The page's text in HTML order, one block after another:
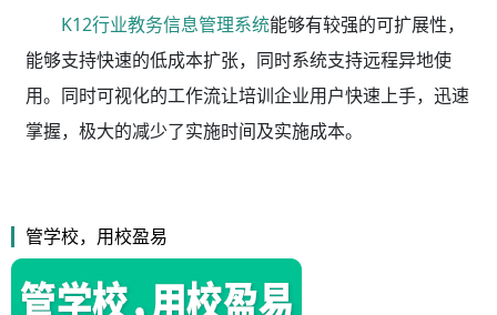
K12行业教务信息管理系统能够有较强的可扩展性，
能够支持快速的低成本扩张，同时系统支持远程异地使
用。同时可视化的工作流让培训企业用户快速上手，迅速
掌握，极大的减少了实施时间及实施成本。
管学校，用校盈易